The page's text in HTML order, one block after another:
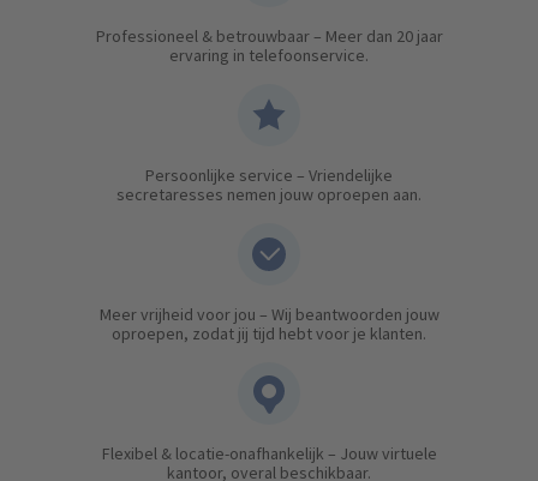
Professioneel & betrouwbaar – Meer dan 20 jaar
ervaring in telefoonservice.
Persoonlijke service – Vriendelijke
secretaresses nemen jouw oproepen aan.
Meer vrijheid voor jou – Wij beantwoorden jouw
oproepen, zodat jij tijd hebt voor je klanten.
Flexibel & locatie-onafhankelijk – Jouw virtuele
kantoor, overal beschikbaar.